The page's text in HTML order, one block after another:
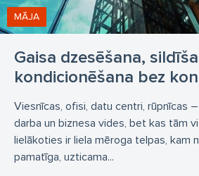
BITZER Torņakalns
Gaisa dzesēšana,
kondicionēšana bez
MĀJA
Viesnīcas, ofisi, datu centri, rūpnīcas
darba un biznesa vides, bet kas tām
lielākoties ir liela mēroga telpas, kam
pamatīga, uzticama...